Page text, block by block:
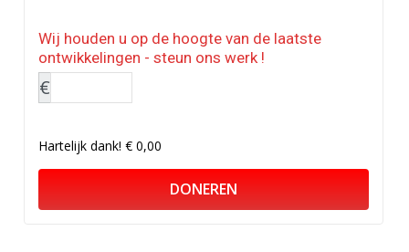
Wij houden u op de hoogte van de laatste
ontwikkelingen - steun ons werk !
€
Hartelijk dank!€ 0,00
DONEREN